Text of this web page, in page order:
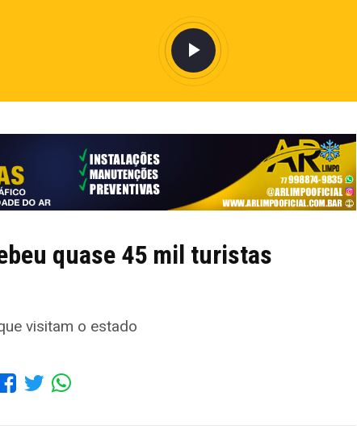
quase 45 mil turistas
visitam o estado